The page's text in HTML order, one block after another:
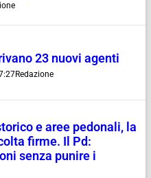
23 nuovi agenti
Redazione
e aree pedonali, la
firme. Il Pd:
senza punire i